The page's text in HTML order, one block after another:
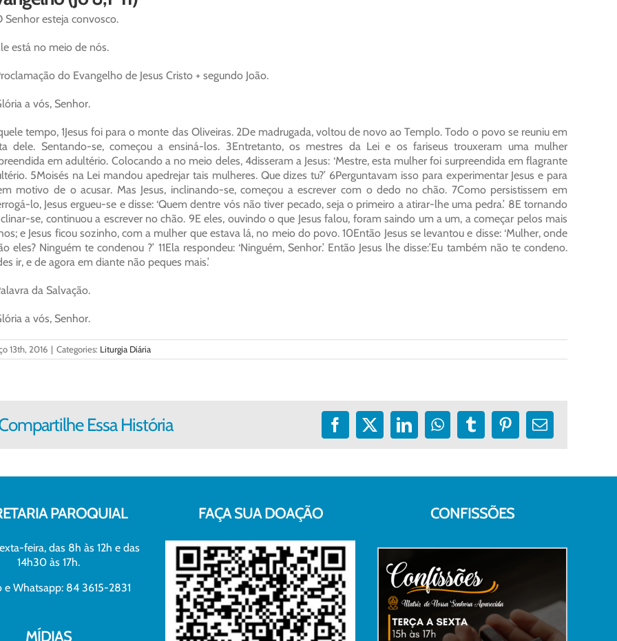
Senhor esteja convosco.
está no meio de nós.
do Evangelho de Jesus Cristo + segundo João.
a vós, Senhor.
tempo, 1Jesus foi para o monte das Oliveiras. 2De madrugada, voltou de novo ao Templo. Todo o povo se reuniu em
dele. Sentando-se, começou a ensiná-los. 3Entretanto, os mestres da Lei e os fariseus trouxeram uma mulher
em adultério. Colocando a no meio deles, 4disseram a Jesus: ‘Mestre, esta mulher foi surpreendida em flagrante
5Moisés na Lei mandou apedrejar tais mulheres. Que dizes tu?’ 6Perguntavam isso para experimentar Jesus e para
motivo de o acusar. Mas Jesus, inclinando-se, começou a escrever com o dedo no chão. 7Como persistissem em
lo, Jesus ergueu-se e disse: ‘Quem dentre vós não tiver pecado, seja o primeiro a atirar-lhe uma pedra.’ 8E tornando
se, continuou a escrever no chão. 9E eles, ouvindo o que Jesus falou, foram saindo um a um, a começar pelos mais
e Jesus ficou sozinho, com a mulher que estava lá, no meio do povo. 10Então Jesus se levantou e disse: ‘Mulher, onde
eles? Ninguém te condenou ?’ 11Ela respondeu: ‘Ninguém, Senhor.’ Então Jesus lhe disse:’Eu também não te condeno.
ir, e de agora em diante não peques mais.’
da Salvação.
a vós, Senhor.
13th, 2016 | Categories: Liturgia Diária
Essa História Facebook
X LinkedInWhatsApp
TumblrPinterest
E-
PAROQUIAL
feira, das 8h às 12h e das
14h30 às 17h.
e Whatsapp: 84 3615-2831
MÍDIAS
FAÇA SUA DOAÇÃO CONFISSÕES